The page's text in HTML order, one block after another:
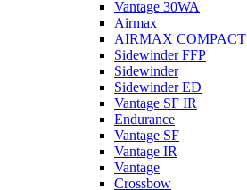
Vantage 30WA
Airmax
AIRMAX COMPACT
Sidewinder FFP
Sidewinder
Sidewinder ED
Vantage SF IR
Endurance
Vantage SF
Vantage IR
Vantage
Crossbow